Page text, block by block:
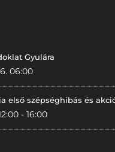
Gyulára
06:00
első szépséghibás és
- 16:00